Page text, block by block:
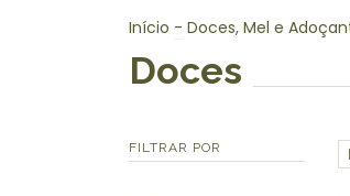
Início - Doces, Mel e
Doces
FILTRAR POR